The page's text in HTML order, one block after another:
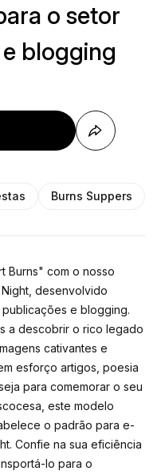
o setor
blogging
Burns Suppers
Burns" com o nosso
desenvolvido
e blogging.
a descobrir o rico legado
cativantes e
esforço artigos, poesia
para comemorar o seu
este modelo
o padrão para e-
Confie na sua eficiência
lo para o